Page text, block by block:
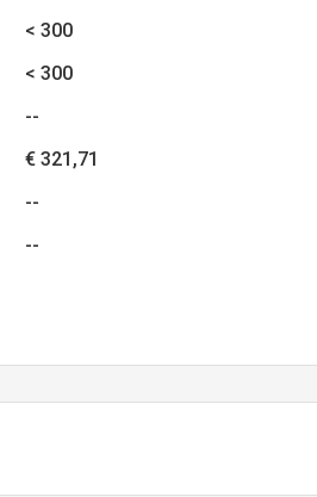
< 300
< 300
--
€ 321,71
--
--